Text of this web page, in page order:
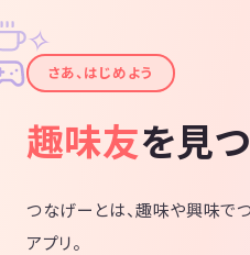
✦
✧
さあ、はじめよう
趣味友を見
つなげーとは、趣味や興味で
アプリ。